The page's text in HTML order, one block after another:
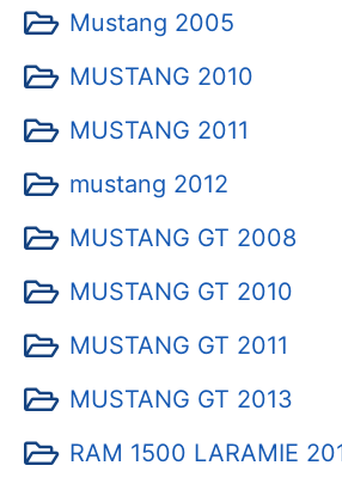
Mustang 2005
MUSTANG 2010
MUSTANG 2011
mustang 2012
MUSTANG GT 2008
MUSTANG GT 2010
MUSTANG GT 2011
MUSTANG GT 2013
RAM 1500 LARAMIE